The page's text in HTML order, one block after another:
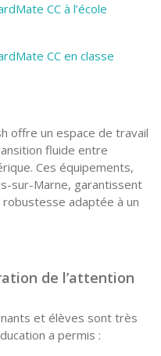
CC à l’école
CC en classe
offre un espace de travail
fluide entre
Ces équipements,
sur-Marne, garantissent
adaptée à un
de l’attention
et élèves sont très
a permis :